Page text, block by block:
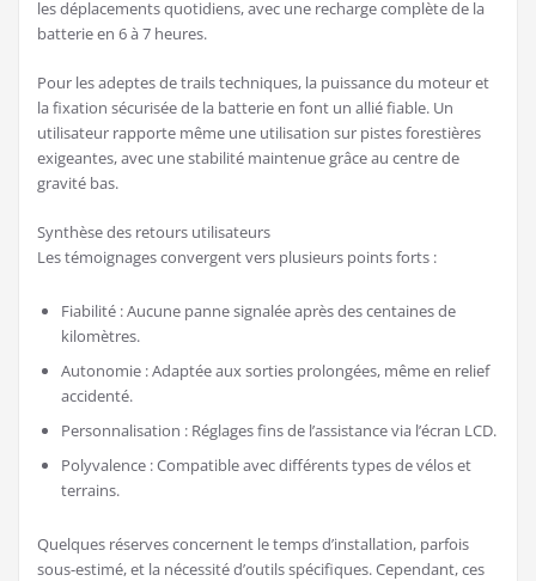
les déplacements quotidiens, avec une recharge complète de la
batterie en 6 à 7 heures.
Pour les adeptes de trails techniques, la puissance du moteur et
la fixation sécurisée de la batterie en font un allié fiable. Un
utilisateur rapporte même une utilisation sur pistes forestières
exigeantes, avec une stabilité maintenue grâce au centre de
gravité bas.
Synthèse des retours utilisateurs
Les témoignages convergent vers plusieurs points forts :
Fiabilité : Aucune panne signalée après des centaines de
kilomètres.
Autonomie : Adaptée aux sorties prolongées, même en relief
accidenté.
Personnalisation : Réglages fins de l’assistance via l’écran LCD.
Polyvalence : Compatible avec différents types de vélos et
terrains.
Quelques réserves concernent le temps d’installation, parfois
sous-estimé, et la nécessité d’outils spécifiques. Cependant, ces